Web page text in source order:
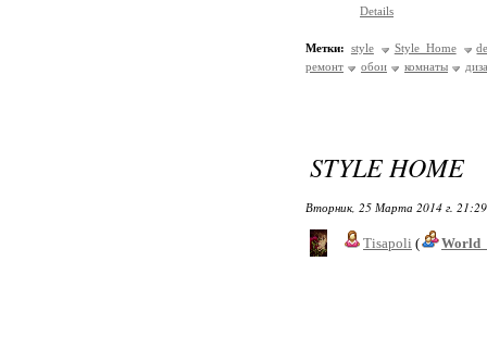
Details
Метки: style Style Home
ремонт
обои комнаты
STYLE HOME
Вторник, 25 Марта 2014 г.
Tisapoli (